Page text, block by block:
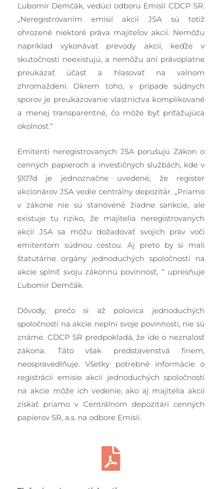
Ľubomír Demčák, vedúci odboru Emisií CDCP SR.
„Neregistrovaním emisií akcií JSA sú totiž
ohrozené niektoré práva majiteľov akcií. Nemôžu
napríklad vykonávať prevody akcií, keďže v
skutočnosti neexistujú, a nemôžu ani právoplatne
preukázať účasť a hlasovať na valnom
zhromaždení. Okrem toho, v prípade súdnych
sporov je preukazovanie vlastníctva komplikované
a menej transparentné, čo môže byť priťažujúca
okolnosť.“
Emitenti neregistrovaných JSA porušujú Zákon o
cenných papieroch a investičných službách, kde v
§107d je jednoznačne uvedené, že register
akcionárov JSA vedie centrálny depozitár. „Priamo
v zákone nie sú stanovené žiadne sankcie, ale
existuje tu riziko, že majitelia neregistrovaných
akcií JSA sa môžu dožadovať svojich práv voči
emitentom súdnou cestou. Aj preto by si mali
štatutárne orgány jednoduchých spoločností na
akcie splniť svoju zákonnú povinnosť, “ upresňuje
Ľubomír Demčák.
Dôvody, prečo si až polovica jednoduchých
spoločností na akcie neplní svoje povinnosti, nie sú
známe. CDCP SR predpokladá, že ide o neznalosť
zákona. Táto však predstavenstvá firiem,
neospravedlňuje. Všetky potrebné informácie o
registrácii emisie akcií jednoduchých spoločností
na akcie môže ich vedenie, ako aj majitelia akcií
získať priamo v Centrálnom depozitári cenných
papierov SR, a.s. na odbore Emisií.